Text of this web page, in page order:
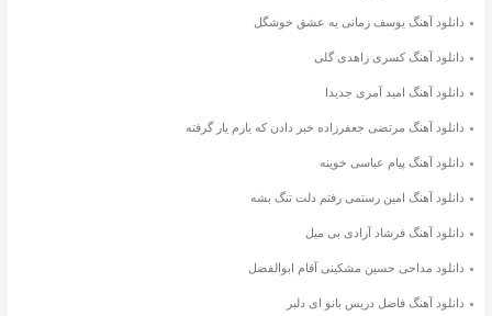
دانلود آهنگ یوسف زمانی یه عشق خوشگل
دانلود آهنگ کسری زاهدی گلی
دانلود آهنگ امید آمری جدیدا
دانلود آهنگ مرتضی جعفرزاده خبر دادن که یارم یار گرفته
دانلود آهنگ پیام عباسی خوینه
دانلود آهنگ امین رستمی رفتم دلت تنگ بشه
دانلود آهنگ فرشاد آزادی بی میل
دانلود مداحی حسین مشکینی آقام ابوالفضل
دانلود آهنگ فاضل دریس بانو ای دلبر